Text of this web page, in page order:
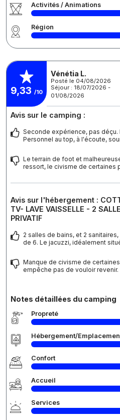
Activités / Animations
Région
9,33 /10
Vénétia L.
Posté le 04/08/2026
Séjour : 18/07/2026 -
01/08/2026
Avis sur le camping :
Seconde expérience, pas déçu.
Personnel au top, à l'écoute,
Le terrain de foot et
ressort, le civisme de certaines
Avis sur l'hébergement :
TV- LAVE VAISSELLE - 2
PRIVATIF
2 salles de bains, et 2
de 6. Le jacuzzi, idéalement
Manque de civisme de
empêche pas de vouloir revenir.
Notes détaillées du camping
Propreté
Hébergement/
Confort
Accueil
Services